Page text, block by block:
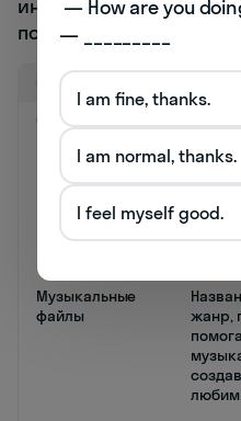
информация
повседневной жизни:
Сфера
Фотография
Дата
Музыкальные
файлы
жанр,
— _________
I am fine, thanks.
I am normal, thanks.
I feel myself good.